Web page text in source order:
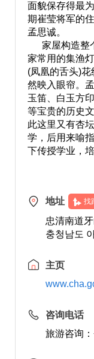
面貌保存得最
期崔莹将军的
孟思诚。
家屋构造整个
家常用的集渔
(凤凰的舌头)
然映入眼帘。
玉笛、白玉方
等宝贵的历史
此这里又有杏
学，后用来喻
下传授学业，培
地址 找
忠清南道
충청남도
主页
咨询电话
旅游咨询